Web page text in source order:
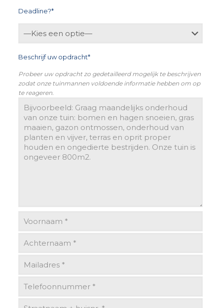
Deadline?*
Beschrijf uw opdracht*
Probeer uw opdracht zo gedetailleerd mogelijk te beschrijven
zodat onze tuinmannen voldoende informatie hebben om op
te reageren.